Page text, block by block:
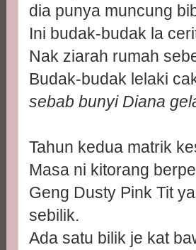
dia punya muncung
Ini budak-budak la
Nak ziarah rumah
Budak-budak lelaki
sebab bunyi Diana
Tahun kedua matrik
Masa ni kitorang
Geng Dusty Pink Tit
sebilik.
Ada satu bilik je kat